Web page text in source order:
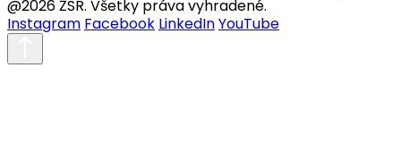
@2026 ŽSR. Všetky práva vyhradené.
Instagram Facebook LinkedInYouTube